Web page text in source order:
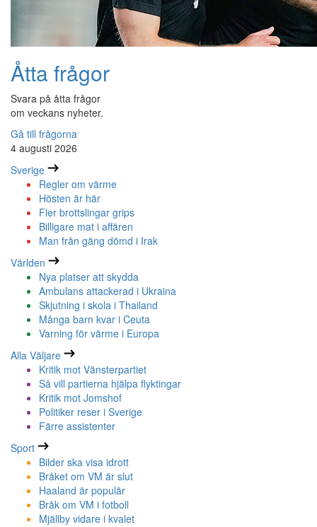
Åtta frågor
Svara på åtta frågor
om veckans nyheter.
Gå till frågorna
4 augusti 2026
Sverige
Regler om värme
Hösten är här
Fler brottslingar grips
Billigare mat i affären
Man från gäng dömd i Irak
Världen
Nya platser att skydda
Ambulans attackerad i Ukraina
Skjutning i skola i Thailand
Många barn kvar i Ceuta
Varning för värme i Europa
Alla Väljare
Kritik mot Vänsterpartiet
Så vill partierna hjälpa flyktingar
Kritik mot Jomshof
Politiker reser i Sverige
Färre assistenter
Sport
Bilder ska visa idrott
Bråket om VM är slut
Haaland är populär
Bråk om VM i fotboll
Mjällby vidare i kvalet